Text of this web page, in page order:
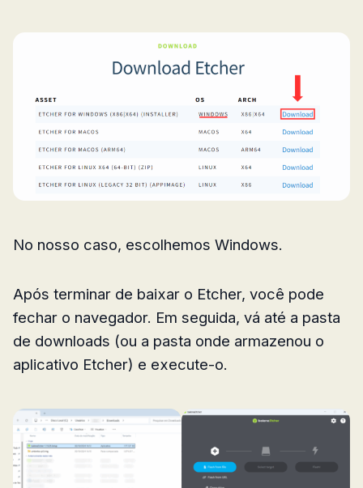
No nosso caso, escolhemos Windows.
Após terminar de baixar o Etcher, você pode
fechar o navegador. Em seguida, vá até a pasta
de downloads (ou a pasta onde armazenou o
aplicativo Etcher) e execute-o.